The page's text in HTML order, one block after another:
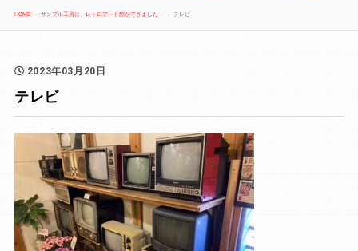
HOME サンプル工房に、レトロアート館ができました！ テレビ
2023年03月20日
テレビ